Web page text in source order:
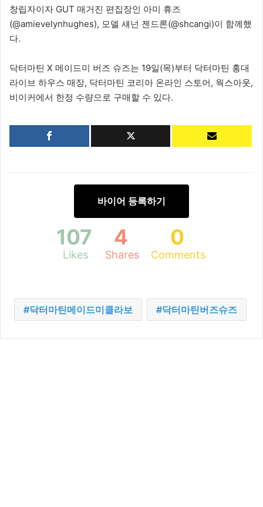
창립자이자 GUT 매거진 편집장인 아미 휴즈
(@amievelynhughes), 모델 섀넌 젠드론(@shcangi)이 함께했
다.
닥터마틴 X 메이드미 버즈 슈즈는 19일(목)부터 닥터마틴 홍대
라이브 하우스 매장, 닥터마틴 코리아 온라인 스토어, 웍스아웃,
비이커에서 한정 수량으로 구매할 수 있다.
바이어 등록하기
107
Likes
4
Shares
0
Comments
닥터마틴메이드미콜라보 닥터마틴버즈슈즈